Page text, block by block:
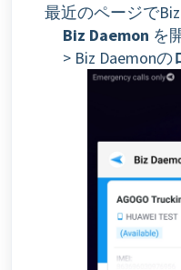
最近のページで
Biz Daemon を
> Biz Daemonの